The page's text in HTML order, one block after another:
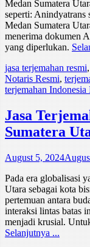
Medan Sumatera
seperti: Anindyatrans
Medan Sumatera
menerima dokumen
yang diperlukan.
jasa terjemahan resmi
Notaris Resmi,
terjemahan Indonesia
Jasa
Sumatera
August 5, 2024
Pada era globalisasi
Utara sebagai kota
pertemuan antara
interaksi lintas batas
menjadi krusial.
Selanjutnya ...